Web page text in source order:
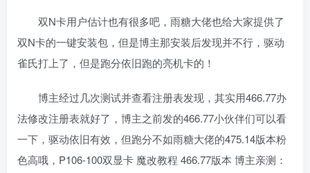
双N卡用户估计也有很多吧，雨糖大佬也给大家提供了
双N卡的一键安装包，但是博主那安装后发现并不行，驱动
雀氏打上了，但是跑分依旧跑的亮机卡的！
博主经过几次测试并查看注册表发现，其实用466.77办
法修改注册表就好了，博主之前发的466.77小伙伴们可以看
一下，驱动依旧有效，但跑分不如雨糖大佬的475.14版本粉
色高哦，P106-100双显卡 魔改教程 466.77版本 博主亲测：